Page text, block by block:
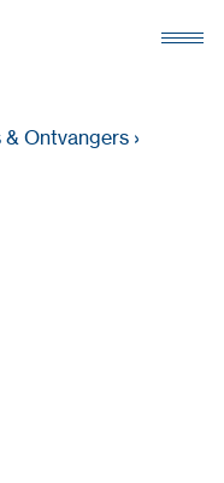
& Ontvangers ›